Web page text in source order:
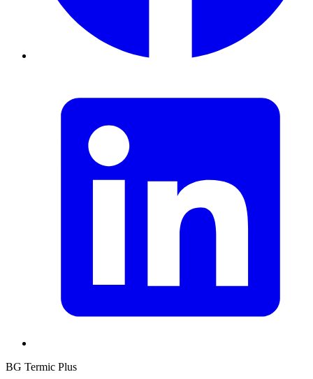
BG Termic Plus